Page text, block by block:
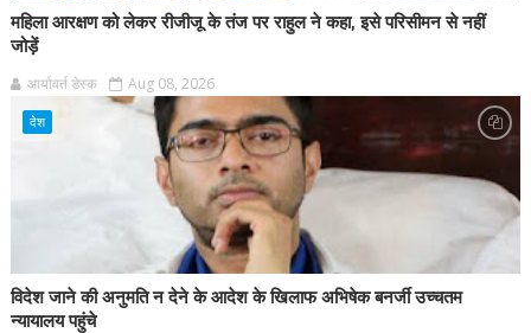
महिला आरक्षण को लेकर रीजीजू के तंज पर राहुल ने कहा, इसे परिसीमन से नहीं
जोड़ें
आर्यावर्त डेस्क Aug 08, 2026
देश
विदेश जाने की अनुमति न देने के आदेश के खिलाफ अभिषेक बनर्जी उच्चतम
न्यायालय पहुंचे